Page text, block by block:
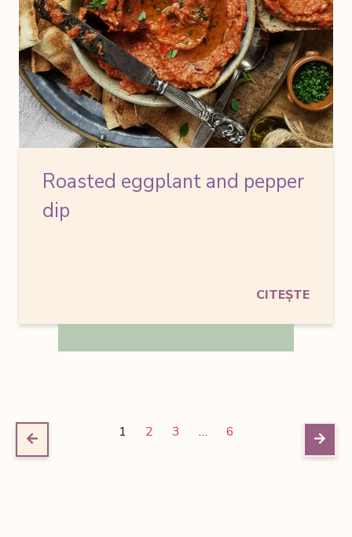
Roasted eggplant and pepper
dip
CITEȘTE
1 2 3 … 6